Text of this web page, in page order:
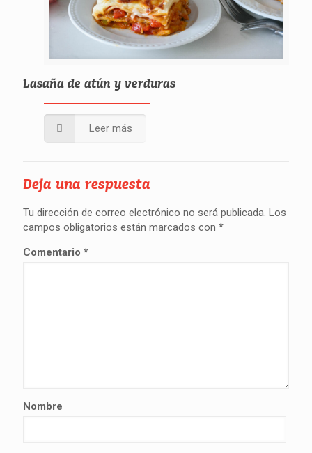
Lasaña de atún y verduras
Leer más
Deja una respuesta
Tu dirección de correo electrónico no será publicada. Los
campos obligatorios están marcados con *
Comentario *
Nombre